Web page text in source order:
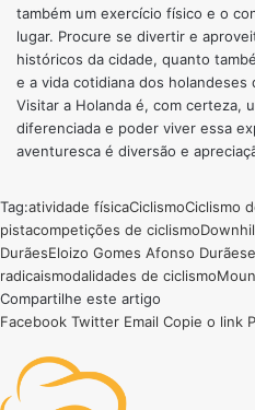
também um exercício físico e o
lugar. Procure se divertir e
históricos da cidade, quanto
e a vida cotidiana dos holandeses
Visitar a Holanda é, com certeza,
diferenciada e poder viver essa
aventuresca é diversão e
Tag:atividade físicaCiclismoCiclismo
pistacompetições de ciclismo
DurãesEloizo Gomes Afonso Durães
radicaismodalidades de ciclismo
Compartilhe este artigo
Facebook Twitter Email Copie o link